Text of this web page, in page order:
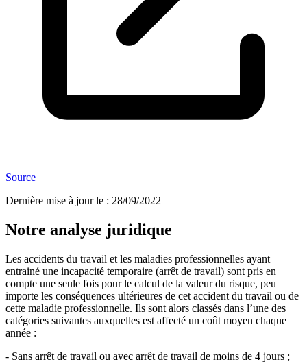
Source
Dernière mise à jour le : 28/09/2022
Notre analyse juridique
Les accidents du travail et les maladies professionnelles ayant
entrainé une incapacité temporaire (arrêt de travail) sont pris en
compte une seule fois pour le calcul de la valeur du risque, peu
importe les conséquences ultérieures de cet accident du travail ou de
cette maladie professionnelle. Ils sont alors classés dans l’une des
catégories suivantes auxquelles est affecté un coût moyen chaque
année :
- Sans arrêt de travail ou avec arrêt de travail de moins de 4 jours ;